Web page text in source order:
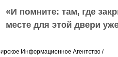
«И помните: там, где
месте для этой двери
Информационное Агентство /